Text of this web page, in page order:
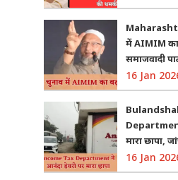
में AIMIM का
समाजवादी
16 Jan
मारा छापा,
16 Jan